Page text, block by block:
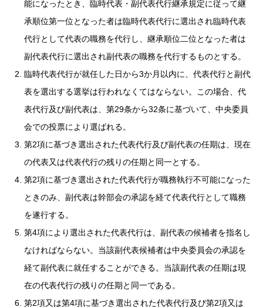
能になったとき、臨時代表・副代表代行継承規定に従って継
承順位第一位となった者は臨時代表代行に選出され臨時代表
代行として代表の職務を代行し、継承順位二位となった者は
副代表代行に選出され副代表の職務を代行するものとする。
臨時代表代行が就任した日から3か月以内に、代表代行と副代
表を選出する選挙は行われなくてはならない。この場合、代
表代行及び副代表は、第29条から32条に基づいて、中央委員
会での投票により選ばれる。
第2項に基づき選出された代表代行及び副代表の任期は、現在
の代表又は代表代行の残りの任期と同一とする。
第2項に基づき選出された代表代行が職務執行不可能になった
ときのみ、副代表は幹部会の承認を経て代表代行として職務
を遂行する。
第4項により選出された代表代行は、副代表の候補者を指名し
なければならない。当該副代表候補者は中央委員会の承認を
経て副代表に就任することができる。当該副代表の任期は現
在の代表代行の残りの任期と同一である。
第2項又は第4項に基づき選出された代表代行及び第2項又は